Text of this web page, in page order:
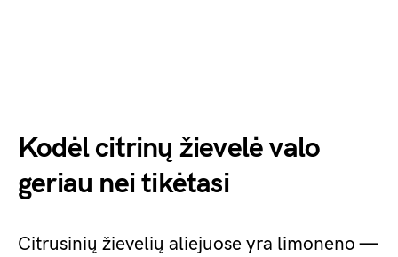
Kodėl citrinų žievelė valo
geriau nei tikėtasi
Citrusinių žievelių aliejuose yra limoneno —